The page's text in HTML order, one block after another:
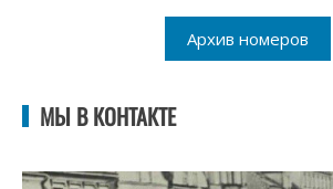
Архив номеров
МЫ В КОНТАКТЕ